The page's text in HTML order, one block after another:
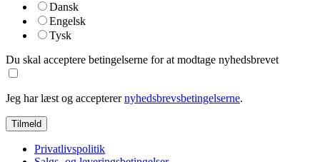
Dansk
Engelsk
Tysk
Du skal acceptere betingelserne for at modtage nyhedsbrevet
Jeg har læst og accepterernyhedsbrevsbetingelserne.
Privatlivspolitik